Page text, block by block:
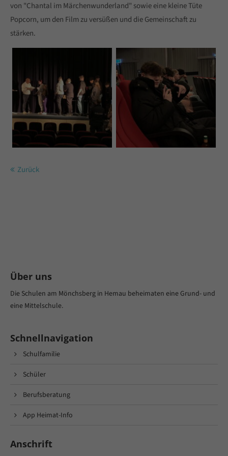
von "Chantal im Märchenwunderland" sowie eine kleine Tüte
Popcorn, um den Film zu versüßen und die Gemeinschaft zu
stärken.
Zurück
Über uns
Die Schulen am Mönchsberg in Hemau beheimaten eine Grund- und
eine Mittelschule.
Schnellnavigation
Schulfamilie
Schüler
Berufsberatung
App Heimat-Info
Anschrift